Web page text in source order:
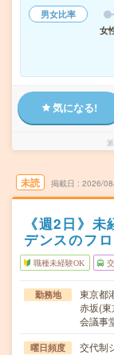
男女比率
女
気になる!
未読 掲載日 2026/
《週2日》
デンスのフ
職種未経験OK
勤務地
東京都
赤坂(
会議事
曜日頻度
交代制